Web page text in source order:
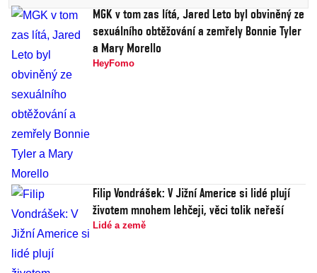
MGK v tom zas lítá, Jared Leto byl obviněný ze
sexuálního obtěžování a zemřely Bonnie Tyler
a Mary Morello
HeyFomo
Filip Vondrášek: V Jižní Americe si lidé plují
životem mnohem lehčeji, věci tolik neřeší
Lidé a země